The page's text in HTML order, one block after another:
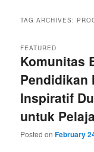
TAG ARCHIVES:
Komunitas
Pendidikan
Inspiratif
untuk
FEATURED
Posted onFebruary